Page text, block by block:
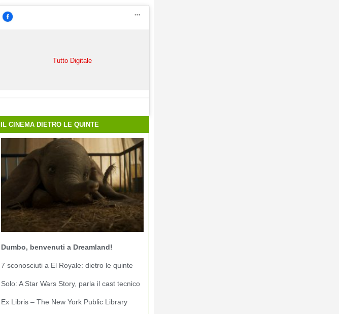
Tutto Digitale
IL CINEMA DIETRO LE QUINTE
Dumbo, benvenuti a Dreamland!
7 sconosciuti a El Royale: dietro le quinte
Solo: A Star Wars Story, parla il cast tecnico
Ex Libris – The New York Public Library